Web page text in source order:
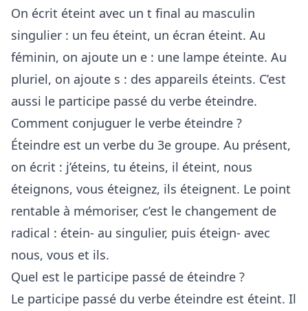
On écrit éteint avec un t final au masculin
singulier : un feu éteint, un écran éteint. Au
féminin, on ajoute un e : une lampe éteinte. Au
pluriel, on ajoute s : des appareils éteints. C’est
aussi le participe passé du verbe éteindre.
Comment conjuguer le verbe éteindre ?
Éteindre est un verbe du 3e groupe. Au présent,
on écrit : j’éteins, tu éteins, il éteint, nous
éteignons, vous éteignez, ils éteignent. Le point
rentable à mémoriser, c’est le changement de
radical : étein- au singulier, puis éteign- avec
nous, vous et ils.
Quel est le participe passé de éteindre ?
Le participe passé du verbe éteindre est éteint. Il